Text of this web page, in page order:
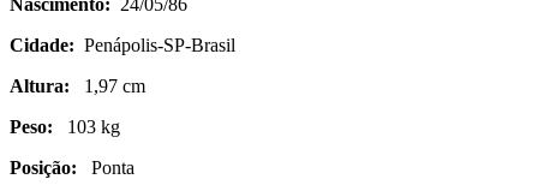
Cidade: Penápolis-SP-Brasil
Altura: 1,97 cm
Peso: 103 kg
Posição: Ponta